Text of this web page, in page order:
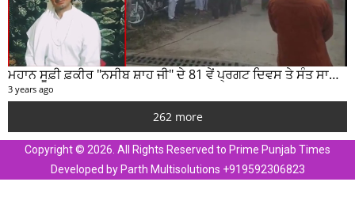
ਮਹਾਨ ਸੂਫ਼ੀ ਫ਼ਕੀਰ "ਨਸੀਬ ਸ਼ਾਹ ਜੀ" ਦੇ 81 ਵੇਂ ਪ੍ਰਗਟ ਦਿਵਸ ਤੇ ਸੰਤ ਸਾਹਿਬ ਜੋਤ ਸਿੰਘ ਜੀ ਮਹਾਰਾਜ ਦੇ ਸੁਣੋ ਵਿਚਾਰ
3 years ago
262 more
Copyright © 2026. All Rights Reserved to Prime Punjab Times
Developed by Parth Multisolutions +919592306823